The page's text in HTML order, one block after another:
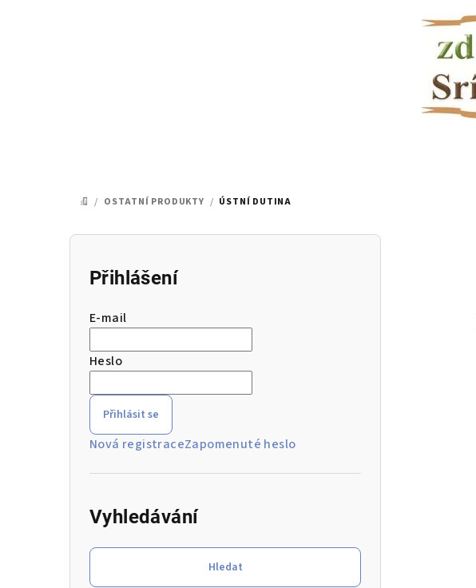
DOMŮ
/ OSTATNÍ PRODUKTY / ÚSTNÍ DUTINA
P
Přihlášení
E-mail
Heslo
Přihlásit se
Nová registraceZapomenuté heslo
Vyhledávání
Hledat